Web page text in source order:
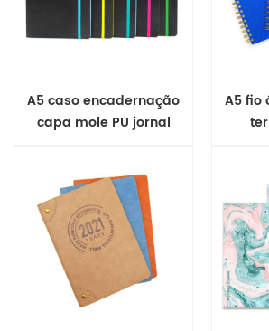
A5 caso encadernação
capa mole PU jornal
A5 fio